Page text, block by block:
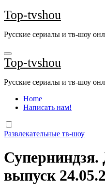
Перейти
к
Top-tvshou
Русские сериалы и тв-шоу
Top-tvshou
Русские сериалы и тв-шоу
Home
Написать нам!
Развлекательные тв-шоу
Суперниндзя.
выпуск